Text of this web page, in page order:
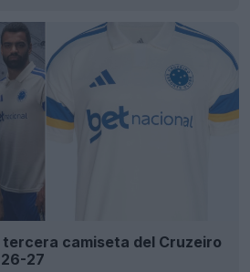
camiseta del Cruzeiro
27